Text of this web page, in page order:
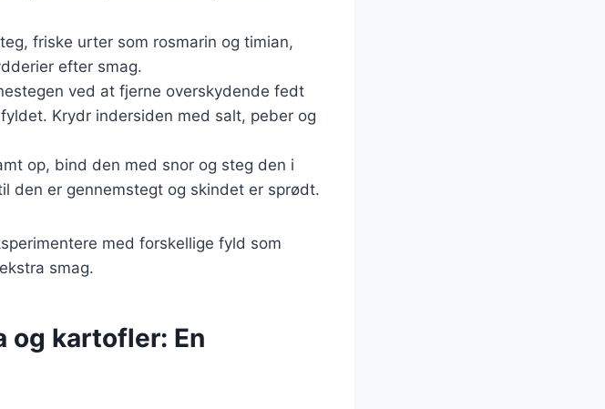
friske urter som rosmarin og timian,
efter smag.
ved at fjerne overskydende fedt
Krydr indersiden med salt, peber og
op, bind den med snor og steg den i
den er gennemstegt og skindet er sprødt.
med forskellige fyld som
smag.
og kartofler: En